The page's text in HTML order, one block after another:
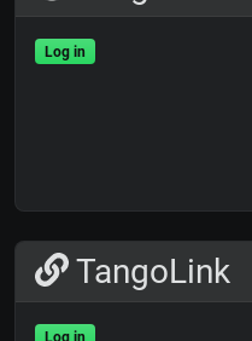
Log in
TangoLink
Log in